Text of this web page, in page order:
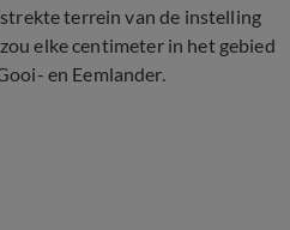
terrein van de instelling
elke centimeter in het gebied
en Eemlander.